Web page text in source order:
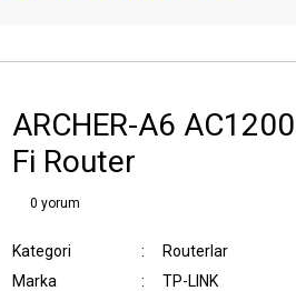
ARCHER-A6
Fi Router
0 yorum
Kategori
Routerlar
Marka
TP-LINK